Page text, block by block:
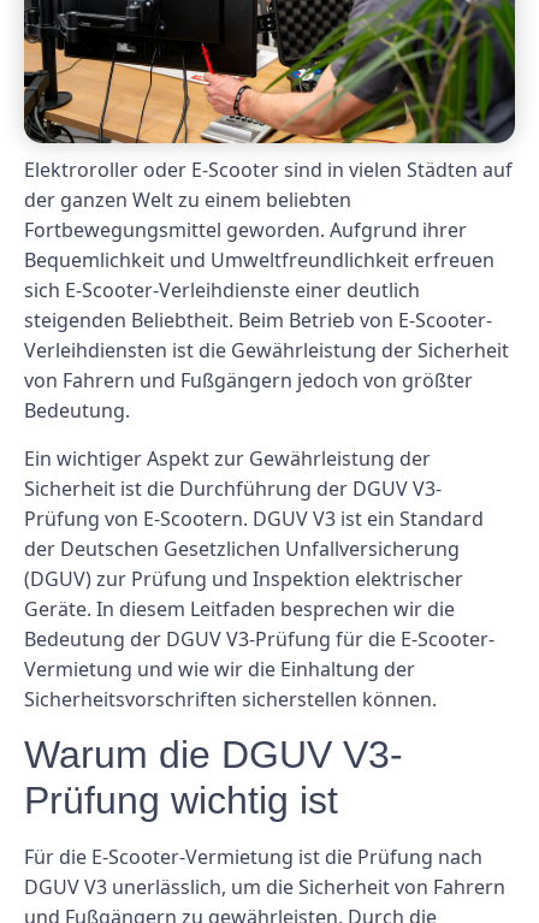
Elektroroller oder E-Scooter sind in vielen Städten auf
der ganzen Welt zu einem beliebten
Fortbewegungsmittel geworden. Aufgrund ihrer
Bequemlichkeit und Umweltfreundlichkeit erfreuen
sich E-Scooter-Verleihdienste einer deutlich
steigenden Beliebtheit. Beim Betrieb von E-Scooter-
Verleihdiensten ist die Gewährleistung der Sicherheit
von Fahrern und Fußgängern jedoch von größter
Bedeutung.
Ein wichtiger Aspekt zur Gewährleistung der
Sicherheit ist die Durchführung der DGUV V3-
Prüfung von E-Scootern. DGUV V3 ist ein Standard
der Deutschen Gesetzlichen Unfallversicherung
(DGUV) zur Prüfung und Inspektion elektrischer
Geräte. In diesem Leitfaden besprechen wir die
Bedeutung der DGUV V3-Prüfung für die E-Scooter-
Vermietung und wie wir die Einhaltung der
Sicherheitsvorschriften sicherstellen können.
Warum die DGUV V3-
Prüfung wichtig ist
Für die E-Scooter-Vermietung ist die Prüfung nach
DGUV V3 unerlässlich, um die Sicherheit von Fahrern
und Fußgängern zu gewährleisten. Durch die